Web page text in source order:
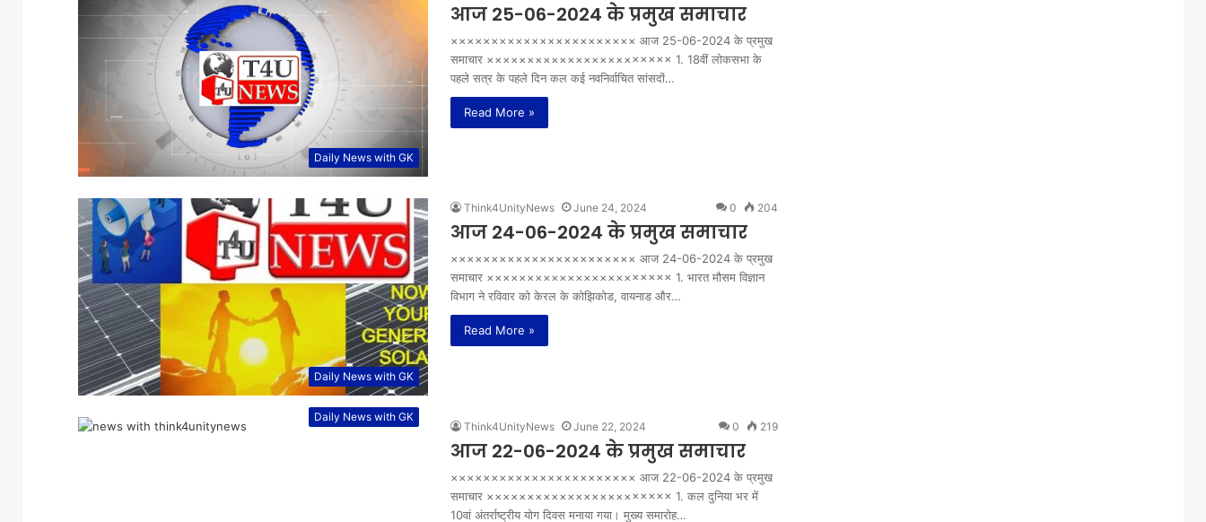
Daily News with GK
आज 25-06-2024 के प्रमुख समाचार
××××××××××××××××××××××× आज 25-06-2024 के प्रमुख
समाचार ××××××××××××××××××××××× 1. 18वीं लोकसभा के
पहले सत्र के पहले दिन कल कई नवनिर्वाचित सांसदों…
Read More »
Daily News with GK
Think4UnityNews June 24, 2024 0 204
आज 24-06-2024 के प्रमुख समाचार
××××××××××××××××××××××× आज 24-06-2024 के प्रमुख
समाचार ××××××××××××××××××××××× 1. भारत मौसम विज्ञान
विभाग ने रविवार को केरल के कोझिकोड, वायनाड और…
Read More »
Daily News with GK
Think4UnityNews June 22, 2024 0 219
आज 22-06-2024 के प्रमुख समाचार
××××××××××××××××××××××× आज 22-06-2024 के प्रमुख
समाचार ××××××××××××××××××××××× 1. कल दुनिया भर में
10वां अंतर्राष्ट्रीय योग दिवस मनाया गया। मुख्य समारोह…